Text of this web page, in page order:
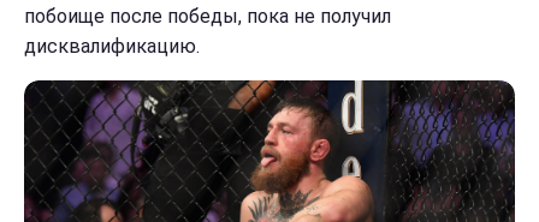
побоище после победы, пока не получил
дисквалификацию.